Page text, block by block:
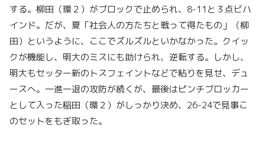
する。柳田（環２）がブロックで止められ、8-11と３点ビハ
インド。だが、夏「社会人の方たちと戦って得たもの」（柳
田）というように、ここでズルズルといかなかった。クイッ
クが機能し、明大のミスにも助けられ、逆転する。しかし、
明大もセッター新のトスフェイントなどで粘りを見せ、デュ
ースへ。一進一退の攻防が続くが、最後はピンチブロッカー
として入った稲田（環２）がしっかり決め、26-24で見事こ
のセットをもぎ取った。